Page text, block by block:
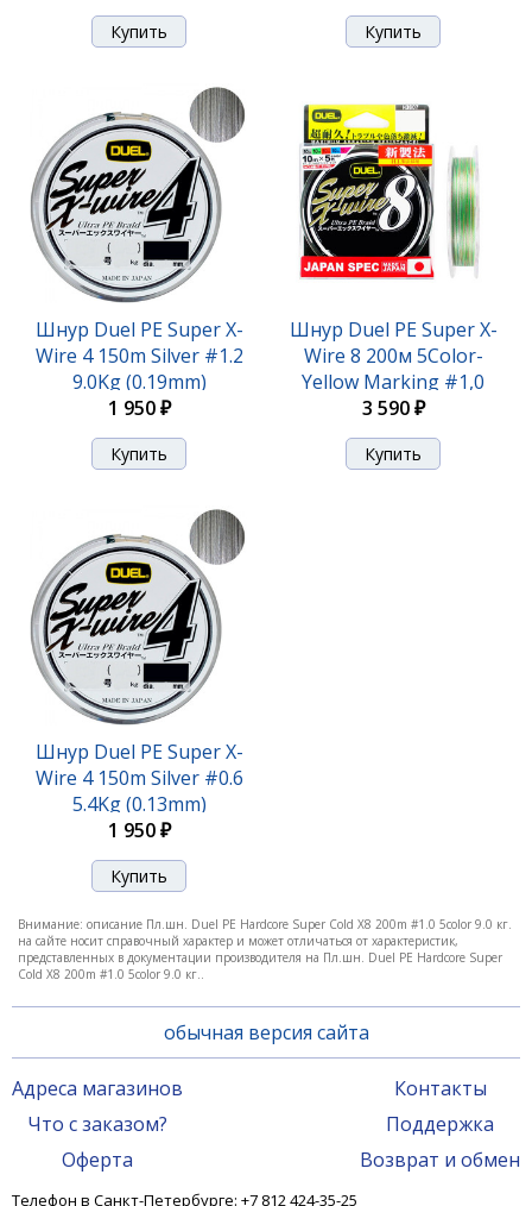
Шнур Duel PE Super X-
Wire 4 150m Silver #1.2
9.0Kg (0.19mm)
1 950 ₽
Шнур Duel PE Super X-
Wire 8 200м 5Color-
Yellow Marking #1,0
(0,17мм) 9
3 590 ₽
Шнур Duel PE Super X-
Wire 4 150m Silver #0.6
5.4Kg (0.13mm)
1 950 ₽
Внимание: описание Пл.шн. Duel PE Hardcore Super Cold X8 200m #1.0 5color 9.0 кг.
на сайте носит справочный характер и может отличаться от характеристик,
представленных в документации производителя на Пл.шн. Duel PE Hardcore Super
Cold X8 200m #1.0 5color 9.0 кг..
обычная версия сайта
Адреса магазинов
Что с заказом?
Оферта
Контакты
Поддержка
Возврат и обмен
Телефон в Санкт-Петербурге: +7 812 424-35-25